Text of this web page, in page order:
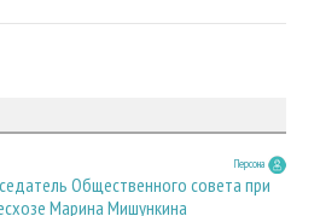
Персона
Общественного совета при
Марина Мишункина